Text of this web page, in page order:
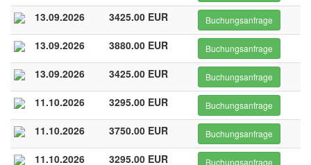
13.09.2026 3425.00 EUR Buchungsanfrage
13.09.2026 3880.00 EUR Buchungsanfrage
13.09.2026 3425.00 EUR Buchungsanfrage
11.10.2026 3295.00 EUR Buchungsanfrage
11.10.2026 3750.00 EUR Buchungsanfrage
11.10.2026 3295.00 EUR Buchungsanfrage